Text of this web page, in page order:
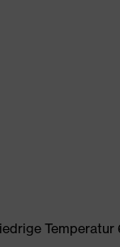
Temperatur